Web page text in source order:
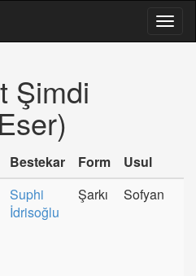
Şimdi
Bestekar Form
Usul
Suphi
İdrisoğlu
Şarkı Sofyan